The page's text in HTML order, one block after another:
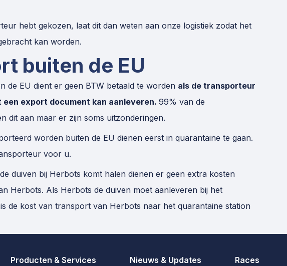
hebt gekozen, laat dit dan weten aan onze logistiek zodat het
kan worden.
buiten de EU
de EU dient er geen BTW betaald te worden als de transporteur
een export document kan aanleveren. 99% van de
dit aan maar er zijn soms uitzonderingen.
worden buiten de EU dienen eerst in quarantaine te gaan.
voor u.
duiven bij Herbots komt halen dienen er geen extra kosten
Herbots. Als Herbots de duiven moet aanleveren bij het
de kost van transport van Herbots naar het quarantaine station
Producten & Services Nieuws & Updates Races